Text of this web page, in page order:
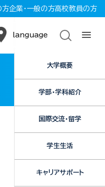
方企業・一般の方高校教員の方
language
大学概要
学部・学科紹介
国際交流・留学
学生生活
キャリアサポート